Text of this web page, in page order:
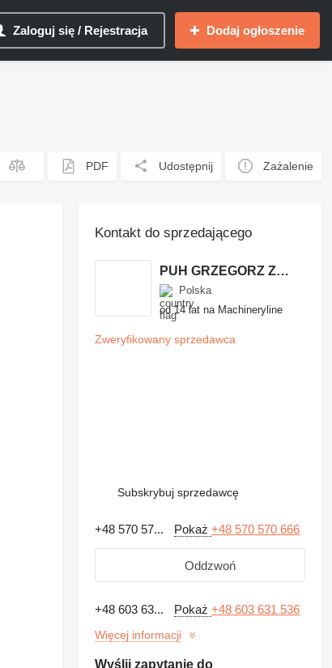
Zaloguj się / Rejestracja Dodaj ogłoszenie
PDF Udostępnij Zażalenie
Kontakt do sprzedającego
PUH GRZEGORZ ZYGUŁA
Polska
od 14 lat na Machineryline
Zweryfikowany sprzedawca
Subskrybuj sprzedawcę
+48 570 57... Pokaż+48 570 570 666
Oddzwoń
+48 603 63... Pokaż+48 603 631 536
Więcej informacji
Wyślij zapytanie do